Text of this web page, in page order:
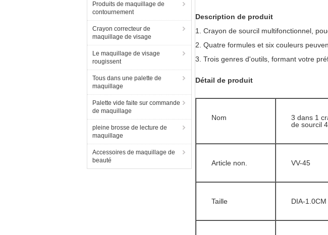
Produits de maquillage de
contournement
Crayon correcteur de
maquillage de visage
Le maquillage de visage
rougissent
Tous dans une palette de
maquillage
Palette vide faite sur commande
de maquillage
pleine brosse de lecture de
maquillage
Accessoires de maquillage de
beauté
Description de produit
1. Crayon de sourcil multifonctionnel,
2. Quatre formules et six couleurs
3. Trois genres d'outils, formant votre
Détail de produit
Nom 3 dans 1
de sourcil
Article non. VV-45
Taille DIA-